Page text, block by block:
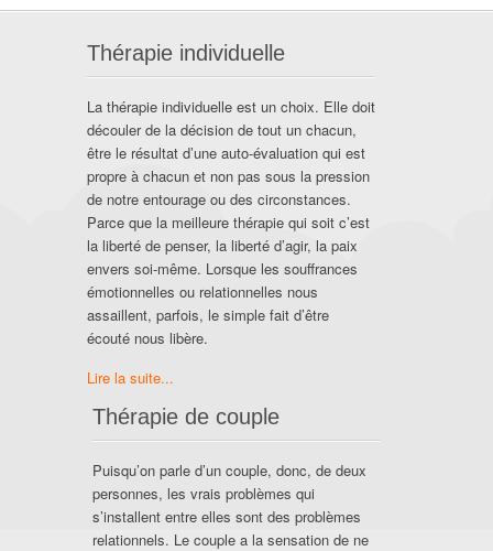
Thérapie individuelle
La thérapie individuelle est un choix. Elle doit
découler de la décision de tout un chacun,
être le résultat d’une auto-évaluation qui est
propre à chacun et non pas sous la pression
de notre entourage ou des circonstances.
Parce que la meilleure thérapie qui soit c’est
la liberté de penser, la liberté d’agir, la paix
envers soi-même. Lorsque les souffrances
émotionnelles ou relationnelles nous
assaillent, parfois, le simple fait d’être
écouté nous libère.
Lire la suite...
Thérapie de couple
Puisqu’on parle d’un couple, donc, de deux
personnes, les vrais problèmes qui
s’installent entre elles sont des problèmes
relationnels. Le couple a la sensation de ne